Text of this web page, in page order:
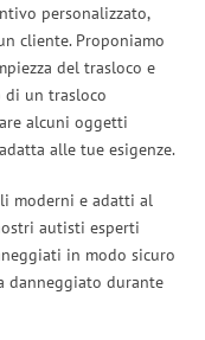
personalizzato,
cliente. Proponiamo
del trasloco e
di un trasloco
alcuni oggetti
alle tue esigenze.
moderni e adatti al
autisti esperti
in modo sicuro
danneggiato durante